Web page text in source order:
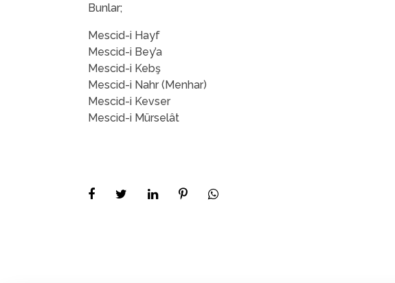
Bunlar;
Mescid-i Hayf
Mescid-i Bey’a
Mescid-i Kebş
Mescid-i Nahr (Menhar)
Mescid-i Kevser
Mescid-i Mürselât